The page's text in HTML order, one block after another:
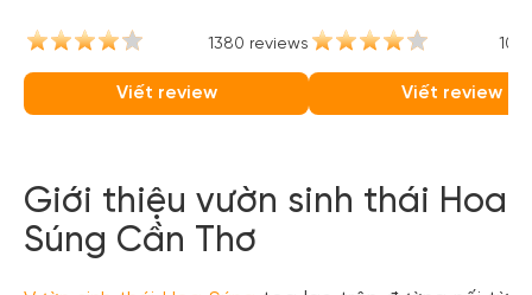
1380 reviews
Viết review Viết review
Giới thiệu vườn sinh thái Hoa
Súng Cần Thơ